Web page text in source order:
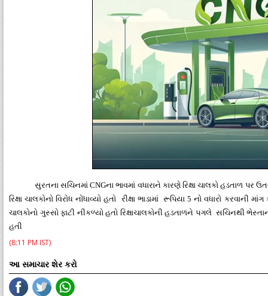
સુરતના સચિનમાં CNGના ભાવમાં વધારાને કારણે રિક્ષા ચાલકો હડતાળ પર
રિક્ષા ચાલકોનો વિરોધ નોંધાવ્યો હતો રીક્ષા ભાડામાં રૂપિયા 5 નો વધારો
ચાલકોનો ગુસ્સો ફાટી નીકળ્યો હતો રિક્ષાચાલકોની હડતાળને પગલે સચિનથી
હતી
(8:11 PM IST)
આ સમાચાર શેર કરો